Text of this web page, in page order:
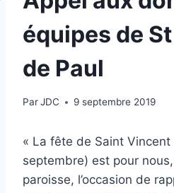
équipes de
de Paul
ParJDC 9 septembre 2019
« La fête de Saint Vincent
septembre) est pour
paroisse, l’occasion de